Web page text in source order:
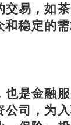
易，如
稳定的
是金融
司，为